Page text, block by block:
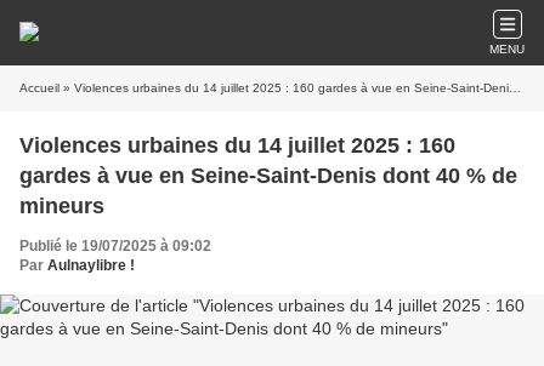
MENU
Accueil » Violences urbaines du 14 juillet 2025 : 160 gardes à vue en Seine-Saint-Denis dont 40 % de mineurs
Violences urbaines du 14 juillet 2025 : 160
gardes à vue en Seine-Saint-Denis dont 40 % de
mineurs
Publié le 19/07/2025 à 09:02
Par Aulnaylibre !